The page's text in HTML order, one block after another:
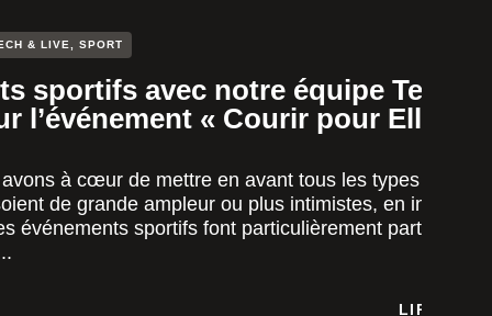
& LIVE SPORT
sportifs avec notre équipe Tech
l’événement « Courir pour Elles »
à cœur de mettre en avant tous les types
de grande ampleur ou plus intimistes, en intérieur
événements sportifs font particulièrement partie de
LIRE LA